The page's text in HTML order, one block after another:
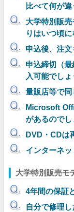
比べて何が
大学特別販
りはいつ頃
申込後、注
申込締切（
入可能でし
量販店等で
Microsoft
があるので
DVD・CDは
インターネ
大学特別販売モ
4年間の保証
自分で修理